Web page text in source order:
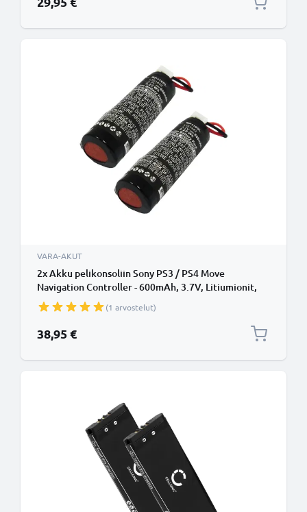
VARA-AKUT
2x Akku pelikonsoliin Sony PS3 / PS4 Move
Navigation Controller - 600mAh, 3.7V, Litiumionit,
LIS1442,4-180-962-01 vaihtoakku
(1 arvostelut)
38,95 €